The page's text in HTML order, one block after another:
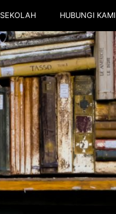
SEKOLAH HUBUNGI KAMI